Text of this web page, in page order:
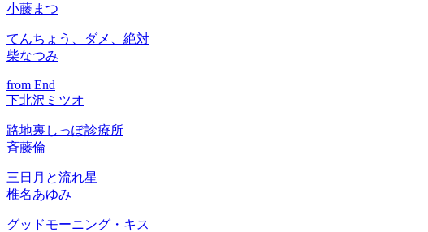
小藤まつ
てんちょう、ダメ、絶対
柴なつみ
from End
下北沢ミツオ
路地裏しっぽ診療所
斉藤倫
三日月と流れ星
椎名あゆみ
グッドモーニング・キス